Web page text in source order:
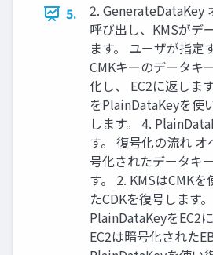
5.
2. GenerateDataKey
呼び出し、KMSがデ
ます。 ユーザが指定
CMKキーのデータキ
化し、 EC2に返しま
をPlainDataKeyを使
します。 4.
す。 復号化の流れ
号化されたデータキ
す。 2. KMSはCMK
たCDKを復号します
PlainDataKeyをEC2
EC2は暗号化された